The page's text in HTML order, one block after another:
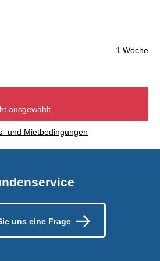
1 Woche
ausgewählt.
und Mietbedingungen
uns eine Frage